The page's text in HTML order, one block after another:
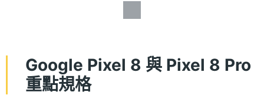
Google Pixel 8 與 Pixel 8 Pro
重點規格